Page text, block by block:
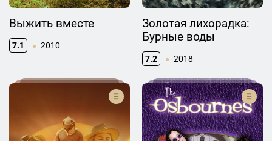
Выжить вместе
7.1 2010
Золотая лихорадка:
Бурные воды
7.2 2018